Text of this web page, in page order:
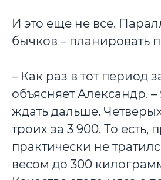
И это еще не все.
бычков – планировать
– Как раз в тот период
объясняет Александр.
ждать дальше.
троих за 3 900. То
практически не
весом до 300